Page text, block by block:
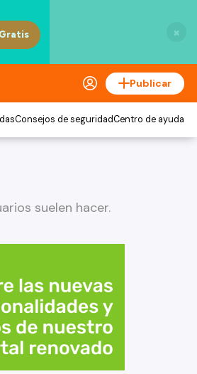
×
Publicar
Consejos de seguridadCentro de ayuda
suelen hacer.